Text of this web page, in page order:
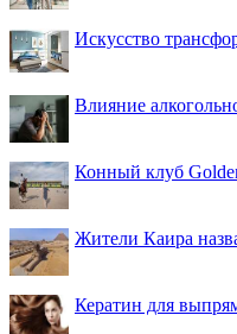
Искусство
Влияние
Конный клуб
Жители Каира
Кератин для